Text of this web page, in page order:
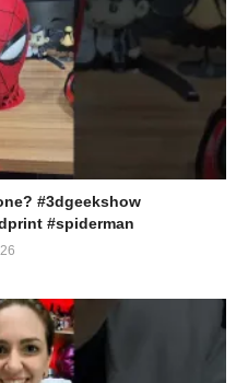
#3dgeekshow
#spiderman